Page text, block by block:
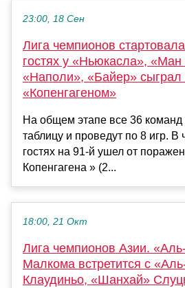
23:00, 18 Сен
Лига чемпионов
гостях у «Ньюкасла»,
«Наполи», «Байер» сыграл
«Копенгагеном»
На общем этапе все 36
таблицу и проведут по 8 игр. В
гостях на 91-й ушел от
Копенгагена » (2...
18:00, 21 Окт
Лига чемпионов Азии.
Малкома встретится с
Клаудиньо, «Шанхай»